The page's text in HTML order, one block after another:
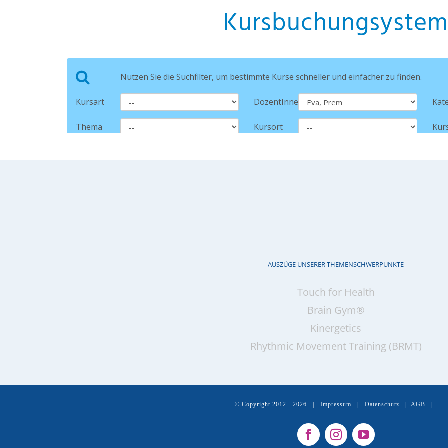
Kursbuchungsystem
AUSZÜGE UNSERER THEMENSCHWERPUNKTE
Touch for Health
Brain Gym®
Kinergetics
Rhythmic Movement Training (BRMT)
© Copyright 2012 - 2026 | Impressum Datenschutz AGB
FacebookInstagramYouTube